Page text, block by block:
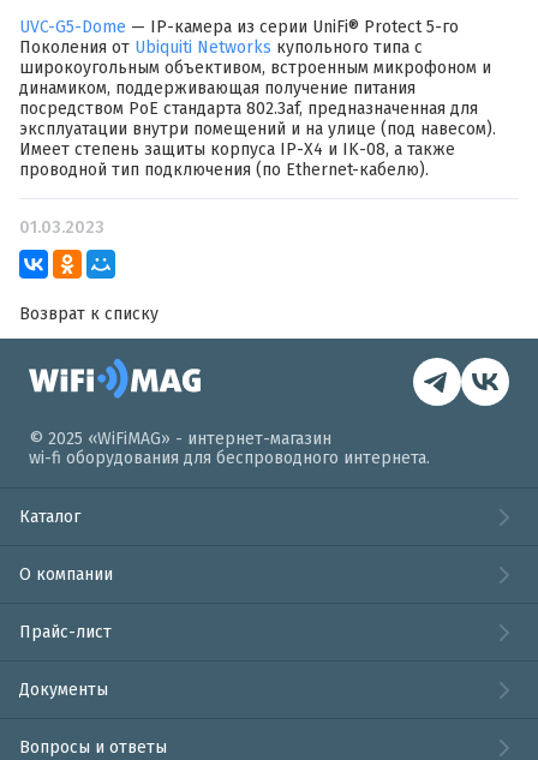
UVC-G5-Dome — IP-камера из серии UniFi® Protect 5-го
Поколения от Ubiquiti Networks купольного типа с
широкоугольным объективом, встроенным микрофоном и
динамиком, поддерживающая получение питания
посредством PoE стандарта 802.3af, предназначенная для
эксплуатации внутри помещений и на улице (под навесом).
Имеет cтепень защиты корпуса IP-X4 и IK-08, а также
проводной тип подключения (по Ethernet-кабелю).
01.03.2023
Возврат к списку
© 2025 «WiFiMAG» - интернет-магазин
wi-fi оборудования для беспроводного интернета.
Каталог
О компании
Прайс-лист
Документы
Вопросы и ответы